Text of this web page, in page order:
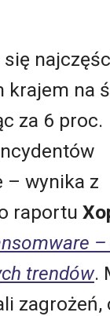
się
krajem na
za 6 proc.
– wynika z
raportu
trendów.
zagrożeń,